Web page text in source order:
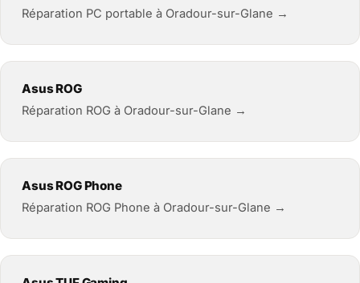
Réparation PC portable à Oradour-sur-Glane →
Asus ROG
Réparation ROG à Oradour-sur-Glane →
Asus ROG Phone
Réparation ROG Phone à Oradour-sur-Glane →